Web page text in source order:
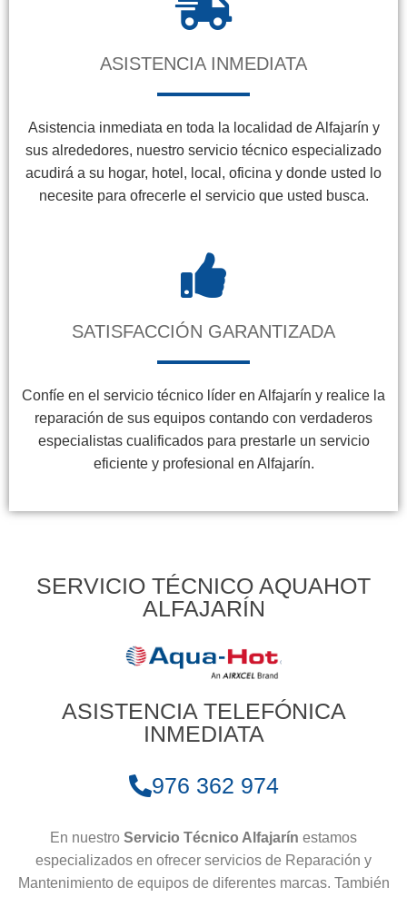
ASISTENCIA INMEDIATA
Asistencia inmediata en toda la localidad de Alfajarín y
sus alrededores, nuestro servicio técnico especializado
acudirá a su hogar, hotel, local, oficina y donde usted lo
necesite para ofrecerle el servicio que usted busca.
SATISFACCIÓN GARANTIZADA
Confíe en el servicio técnico líder en Alfajarín y realice la
reparación de sus equipos contando con verdaderos
especialistas cualificados para prestarle un servicio
eficiente y profesional en Alfajarín.
SERVICIO TÉCNICO AQUAHOT
ALFAJARÍN
ASISTENCIA TELEFÓNICA
INMEDIATA
976 362 974
En nuestro Servicio Técnico Alfajarín estamos
especializados en ofrecer servicios de Reparación y
Mantenimiento de equipos de diferentes marcas. También